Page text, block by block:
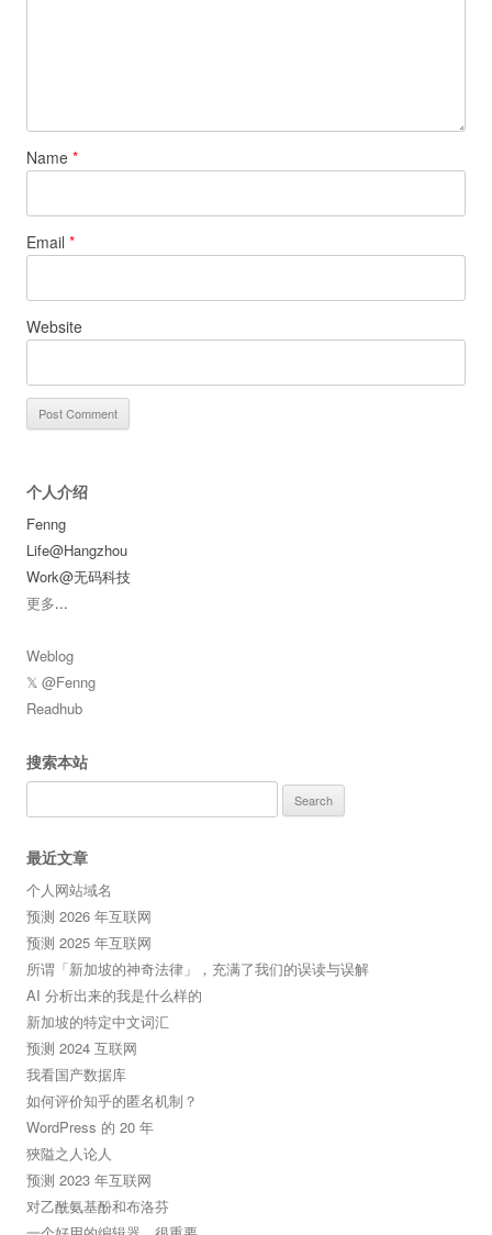
Name *
Email *
Website
个人介绍
Fenng
Life@Hangzhou
Work@无码科技
更多...
Weblog
𝕏 @Fenng
Readhub
搜索本站
for:
最近文章
个人网站域名
预测 2026 年互联网
预测 2025 年互联网
所谓「新加坡的神奇法律」，充满了我们的误读与误解
AI 分析出来的我是什么样的
新加坡的特定中文词汇
预测 2024 互联网
我看国产数据库
如何评价知乎的匿名机制？
WordPress 的 20 年
狹隘之人论人
预测 2023 年互联网
对乙酰氨基酚和布洛芬